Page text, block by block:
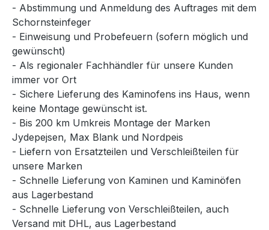
- Abstimmung und Anmeldung des Auftrages mit dem
Schornsteinfeger
- Einweisung und Probefeuern (sofern möglich und
gewünscht)
- Als regionaler Fachhändler für unsere Kunden
immer vor Ort
- Sichere Lieferung des Kaminofens ins Haus, wenn
keine Montage gewünscht ist.
- Bis 200 km Umkreis Montage der Marken
Jydepejsen, Max Blank und Nordpeis
- Liefern von Ersatzteilen und Verschleißteilen für
unsere Marken
- Schnelle Lieferung von Kaminen und Kaminöfen
aus Lagerbestand
- Schnelle Lieferung von Verschleißteilen, auch
Versand mit DHL, aus Lagerbestand